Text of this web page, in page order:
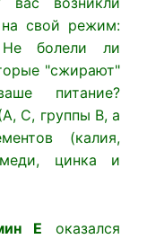
на свой режим:
болели ли
"сжирают"
питание?
С, группы В, а
(калия,
цинка и
Е оказался